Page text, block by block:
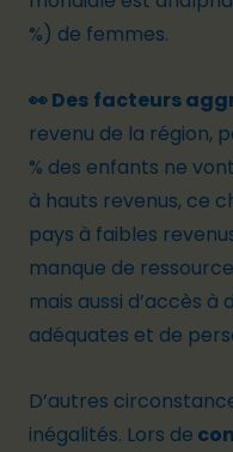
%) de femmes.
👀 Des facteurs
revenu de la région,
% des enfants ne
à hauts revenus, ce
pays à faibles
manque de
mais aussi d’accès
adéquates et de
D’autres
inégalités. Lors de